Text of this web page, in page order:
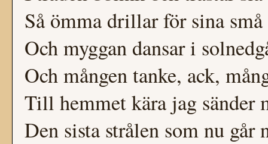
Så ömma drillar för sina små
Och myggan dansar i
Och mången tanke, ack,
Till hemmet kära jag sänder
Den sista strålen som nu går